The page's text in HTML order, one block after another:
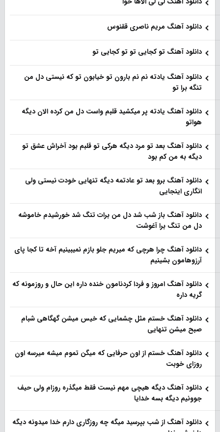
دانلود آهنگ مریم ناصری ققنوس
دانلود آهنگ تو کجایی تو تو کجایی تو
دانلود آهنگ یادته نم نم بارون تو خیابون تو که نیستی دل من
تنگه برا تو
دانلود آهنگ یادته پر میکشید قلبم واست دل من کرده الان دیگه
هواتو
دانلود آهنگ بعد تو مرد دیگه هرکی تو قلبم بود آخراش عشق تو
دیگه به من کم بود
دانلود آهنگ برو بعد تو عادتمه دیگه تنهایی خودت نیستی ولی
انگاری اینجایی
دانلود آهنگ باز شب شد دل من برات تنگ شد خورشیدم خاموشه
دل من تنگ برا آغوشت
دانلود آهنگ چرا هرچی که میریم جلو بازم نمیبینیم آخه تا کجا پای
آرزوهامون بشینیم
دانلود آهنگ امروز و فردا کردنامون خنده داره این حال و روزمونه که
گریه داره
دانلود آهنگ خستم مثل چشمایی که خیس میشن گهگاهی شبام
صبح میشن تنهایی
دانلود آهنگ خستم از اون حرفایی که میگن تموم میشه میرسه اون
روزای خوبت
دانلود آهنگ دیگه هیچی مهم نیست فقط میگذره روزام ولی حیف
جوونیم دیگه بسه خدایا
دانلود آهنگ از شب بپرسید میگه چه روزگاری دارم خدا میدونه دیگه